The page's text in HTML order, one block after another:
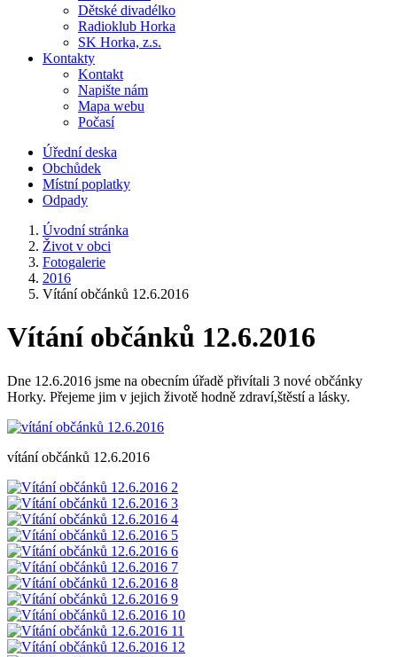
Dětské divadélko
Radioklub Horka
SK Horka, z.s.
Kontakty
Kontakt
Napište nám
Mapa webu
Počasí
Úřední deska
Obchůdek
Místní poplatky
Odpady
Úvodní stránka
Život v obci
Fotogalerie
2016
Vítání občánků 12.6.2016
Vítání občánků 12.6.2016
Dne 12.6.2016 jsme na obecním úřadě přivítali 3 nové občánky
Horky. Přejeme jim v jejich životě hodně zdraví,štěstí a lásky.
vítání občánků 12.6.2016